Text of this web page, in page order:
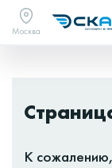
Москва
К